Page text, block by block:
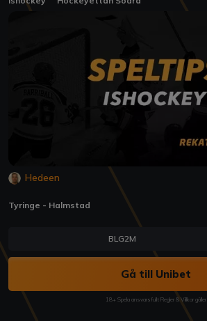
Hedeen
Tyringe - Halmstad
BLG2M
Gå till Unibet
18+ Spela ansvarsfullt Regler & Villkor gäller